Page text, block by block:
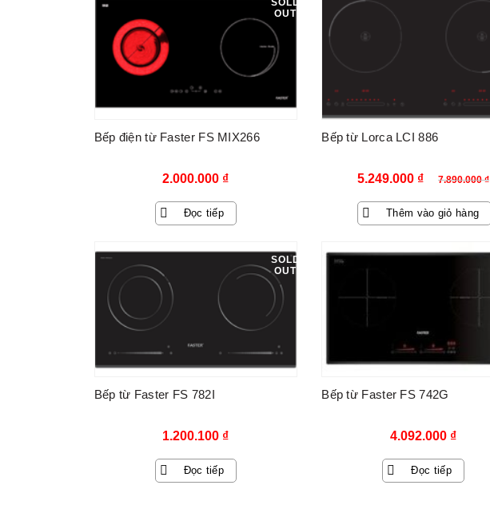
SOLD
OUT
Bếp điện từ Faster FS MIX266
2.000.000 ₫
Đọc tiếp
Bếp từ Lorca LCI 886
7.890.000₫
Giá
gốc
là:
7.890.000 ₫.
5.249.000 ₫
Giá
hiện
tại
là:
Thêm vào giỏ hàng
SOLD
OUT
Bếp từ Faster FS 782I
1.200.100 ₫
Đọc tiếp
Bếp từ Faster FS 742G
4.092.000 ₫
Đọc tiếp